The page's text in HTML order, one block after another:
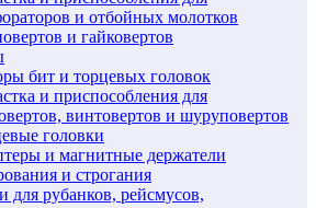
и отбойных молотков
и гайковертов
бит и торцевых головок
и приспособления для
винтовертов и шуруповертов
головки
и магнитные держатели
и строгания
для рубанков, рейсмусов,